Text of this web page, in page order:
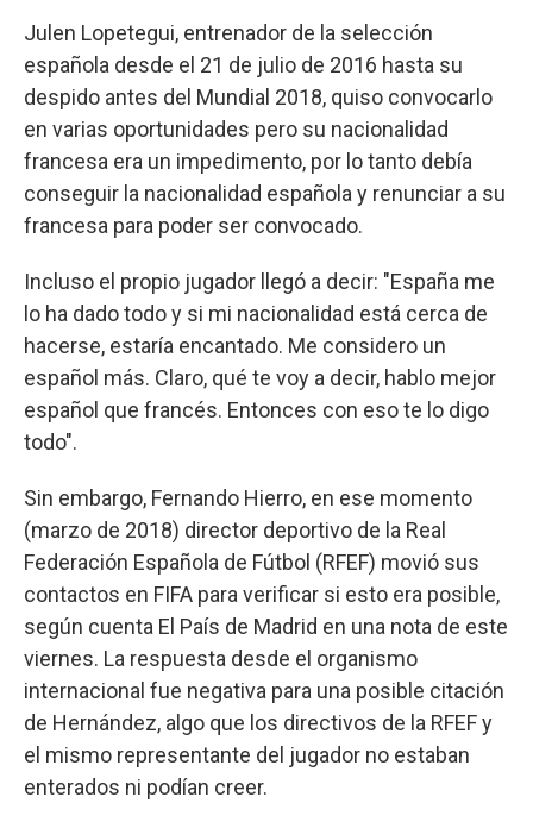
Julen Lopetegui, entrenador de la selección
española desde el 21 de julio de 2016 hasta su
despido antes del Mundial 2018, quiso convocarlo
en varias oportunidades pero su nacionalidad
francesa era un impedimento, por lo tanto debía
conseguir la nacionalidad española y renunciar a su
francesa para poder ser convocado.
Incluso el propio jugador llegó a decir: "España me
lo ha dado todo y si mi nacionalidad está cerca de
hacerse, estaría encantado. Me considero un
español más. Claro, qué te voy a decir, hablo mejor
español que francés. Entonces con eso te lo digo
todo".
Sin embargo, Fernando Hierro, en ese momento
(marzo de 2018) director deportivo de la Real
Federación Española de Fútbol (RFEF) movió sus
contactos en FIFA para verificar si esto era posible,
según cuenta El País de Madrid en una nota de este
viernes. La respuesta desde el organismo
internacional fue negativa para una posible citación
de Hernández, algo que los directivos de la RFEF y
el mismo representante del jugador no estaban
enterados ni podían creer.